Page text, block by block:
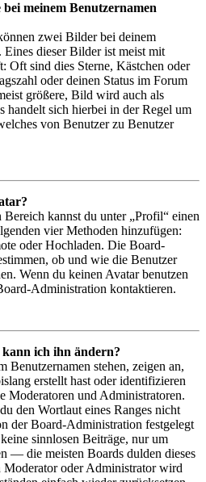
meinem Benutzernamen
zwei Bilder bei deinem
Eines dieser Bilder ist meist mit
Oft sind dies Sterne, Kästchen oder
oder deinen Status im Forum
größere, Bild wird auch als
handelt sich hierbei in der Regel um
von Benutzer zu Benutzer
kannst du unter „Profil“ einen
vier Methoden hinzufügen:
oder Hochladen. Die Board-
ob und wie die Benutzer
Wenn du keinen Avatar benutzen
Administration kontaktieren.
ich ihn ändern?
Benutzernamen stehen, zeigen an,
erstellt hast oder identifizieren
Moderatoren und Administratoren.
den Wortlaut eines Ranges nicht
der Board-Administration festgelegt
sinnlosen Beiträge, nur um
— die meisten Boards dulden dieses
Moderator oder Administrator wird